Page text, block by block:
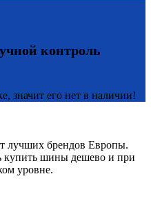
контроль
значит его нет в наличии!
лучших брендов Европы.
купить шины дешево и при
уровне.